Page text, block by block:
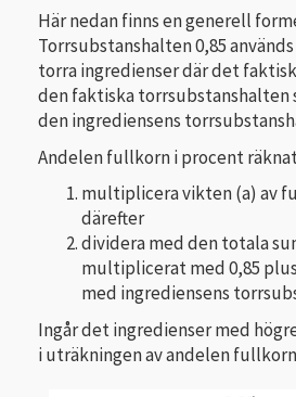
Här nedan finns en generell
Torrsubstanshalten 0,85
torra ingredienser där det
den faktiska torrsubstanshalten
den ingrediensens
Andelen fullkorn i procent
multiplicera vikten (a) av
därefter
dividera med den totala
multiplicerat med 0,85
med ingrediensens
Ingår det ingredienser med
i uträkningen av andelen